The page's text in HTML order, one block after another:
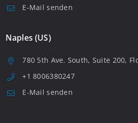
E-Mail senden
Naples (US)
780 5th Ave. South, Suite 200,
+1 8006380247
E-Mail senden